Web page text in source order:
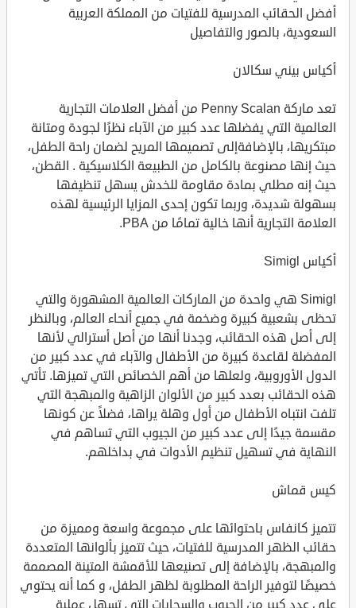
أفضل الحقائب المدرسية للفتيات من المملكة العربية
السعودية، بالصور والتفاصيل
أكياس بيني سكالان
تعد ماركة Penny Scalan من أفضل العلامات التجارية
العالمية التي يفضلها عدد كبير من الآباء نظرًا لجودة ومتانة
مبتكريها، بالإضافةإلى تصميمها المريح لضمان راحة الطفل،
حيث إنها مصنوعة بالكامل من الطبيعة الكلاسيكية . القطن،
حيث إنه مطلي بمادة مقاومة للخدش يسهل تنظيفها
بسهولة شديدة، وربما تكون إحدى المزايا الرئيسية لهذه
العلامة التجارية أنها خالية تمامًا من PBA.
أكياس Simigl
Simigl هي واحدة من الماركات العالمية المشهورة والتي
تحظى بشعبية كبيرة وضخمة في جميع أنحاء العالم، وبالنظر
إلى أصل هذه الحقائب، وجدنا أنها من أصل أسترالي لأنها
المفضلة لقاعدة كبيرة من الأطفال والآباء في عدد كبير من
الدول الأوروبية، ولعلها من أهم الخصائص التي تميزها. تأتي
هذه الحقائب بعدد كبير من الألوان الزاهية والمبهجة التي
تلفت انتباه الأطفال من أول وهلة يراها، فضلاً عن كونها
مقسمة جيدًا إلى عدد كبير من الجيوب التي تساهم في
النهاية في تسهيل تنظيم الأدوات في بداخلهم.
كيس قماش
تتميز كانفاس باحتوائها على مجموعة واسعة ومميزة من
حقائب الظهر المدرسية للفتيات، حيث تتميز بألوانها المتعددة
والمبهجة، بالإضافة إلى تصنيعها للأقمشة المتينة المصممة
خصيصًا لتوفير الراحة المطلوبة لظهر الطفل، و كما أنه يحتوي